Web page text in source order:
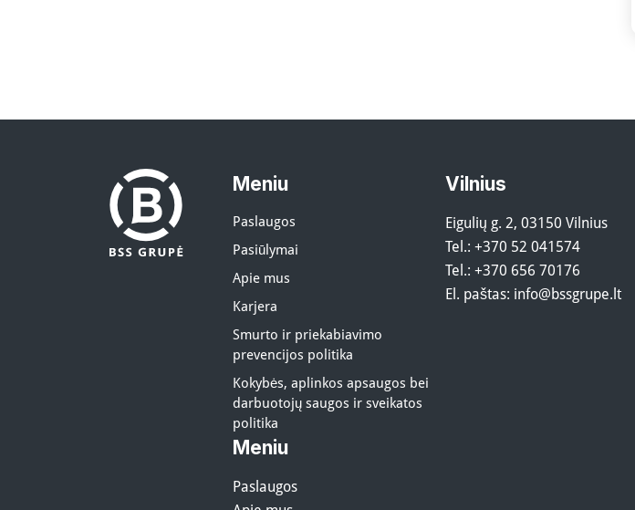
Meniu
Paslaugos
Pasiūlymai
Apie mus
Karjera
Smurto ir priekabiavimo
prevencijos politika
Kokybės, aplinkos apsaugos bei
darbuotojų saugos ir sveikatos
politika
Meniu
Paslaugos
Vilnius
Eigulių g. 2, 03150 Vilnius
Tel.: +370 52 041574
Tel.: +370 656 70176
El. paštas: info@bssgrupe.lt